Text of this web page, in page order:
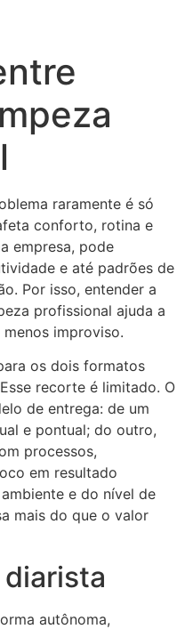
raramente é só
conforto, rotina e
empresa, pode
e até padrões de
Por isso, entender a
profissional ajuda a
improviso.
os dois formatos
recorte é limitado. O
de entrega: de um
e pontual; do outro,
processos,
em resultado
e do nível de
mais do que o valor
autônoma,